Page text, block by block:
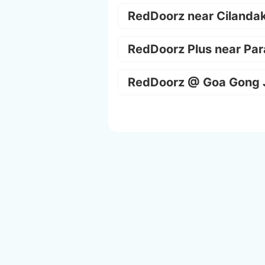
RedDoorz near
RedDoorz Plus near
RedDoorz @ Goa